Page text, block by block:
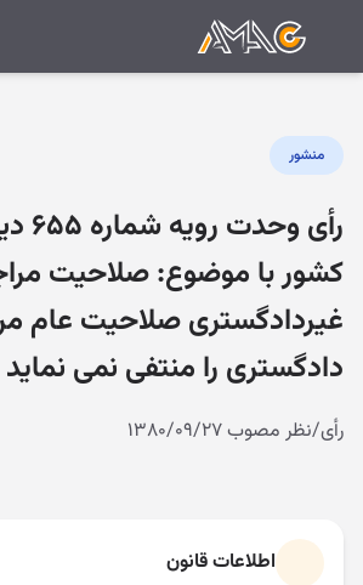
منشور
رأی
کشور با موضوع: صلاحیت
غیردادگستری صلاحیت عام
دادگستری را منتفی نمی‌ نماید
رأی/نظر مصوب ۱۳۸۰/۰۹/۲۷
اطلاعات قانون